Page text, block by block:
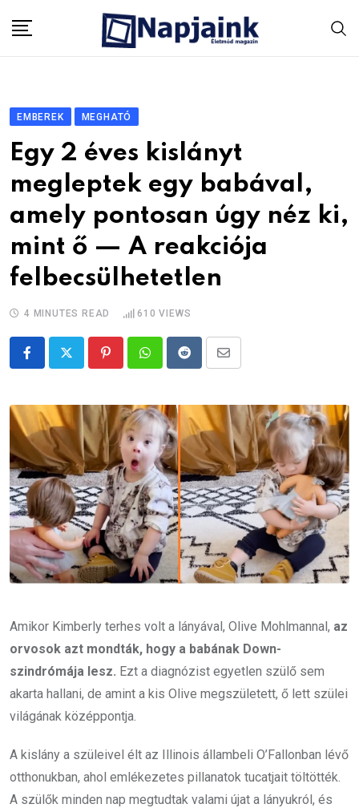
EMBEREK MEGHATÓ
Egy 2 éves kislányt
megleptek egy babával,
amely pontosan úgy néz ki,
mint ő — A reakciója
felbecsülhetetlen
4 MINUTES READ 610 VIEWS
PinterestWhatsappRedditShare
Email
Amikor Kimberly terhes volt a lányával, Olive Mohlmannal, az
orvosok azt mondták, hogy a babának Down-
szindrómája lesz. Ezt a diagnózist egyetlen szülő sem
akarta hallani, de amint a kis Olive megszületett, ő lett szülei
világának középpontja.
A kislány a szüleivel élt az Illinois állambeli O’Fallonban lévő
otthonukban, ahol emlékezetes pillanatok tucatjait töltötték.
A szülők minden nap megtudtak valami újat a lányukról, és